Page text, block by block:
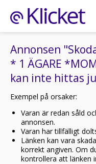
Annonsen
* 1 ÄGARE
kan inte hittas
Exempel på orsaker:
Varan är redan såld
annonsen.
Varan har tillfälligt
Länken kan vara
korrekt angiven. Om
kontrollera att länken